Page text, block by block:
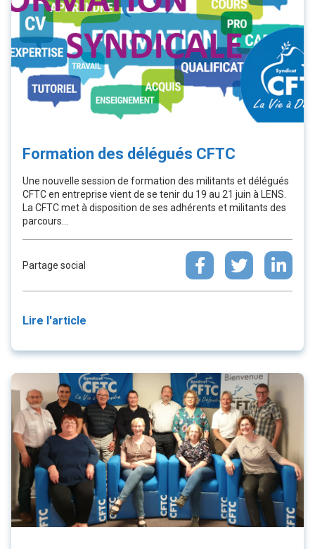
Formation des délégués CFTC
Une nouvelle session de formation des militants et délégués
CFTC en entreprise vient de se tenir du 19 au 21 juin à LENS.
La CFTC met à disposition de ses adhérents et militants des
parcours...
Partage social
Lire l'article